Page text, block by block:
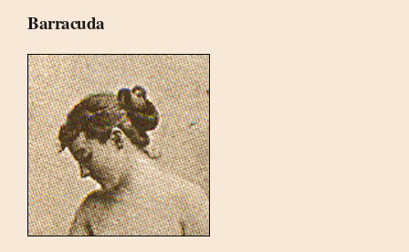
Barracuda